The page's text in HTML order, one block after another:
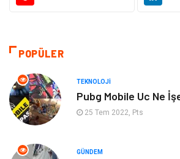
Tekstil
Bilgisayar ve Yazılım
Alışveriş
Maden ve Metal
POPÜLER
TEKNOLOJI
Pubg Mobile Uc Ne
25 Tem 2022, Pts
GÜNDEM